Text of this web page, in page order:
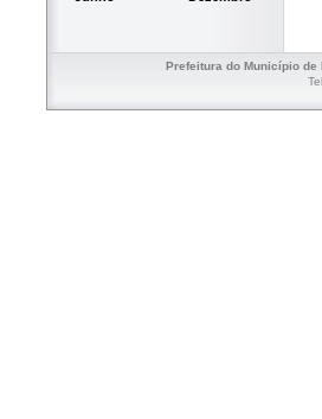
Prefeitura do Município de